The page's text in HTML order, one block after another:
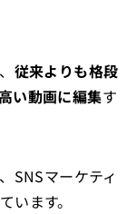
従来よりも格段
い動画に編集す
SNSマーケティ
います。